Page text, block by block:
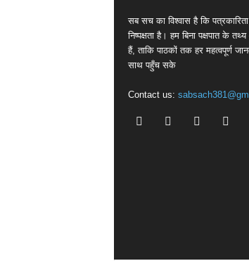
सब सच का विश्वास है कि
निष्पक्षता है। हम बिना पक्षपात के
हैं, ताकि पाठकों तक हर महत्वपूर्ण
साथ पहुँच सके
Contact us: